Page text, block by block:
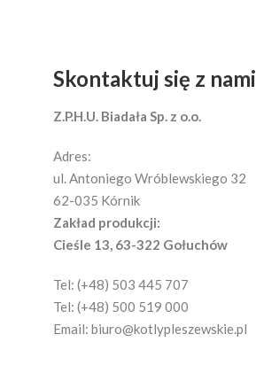
Skontaktuj się z nami
Z.P.H.U. Biadała Sp. z o.o.
Adres:
ul. Antoniego Wróblewskiego 32
62-035 Kórnik
Zakład produkcji:
Cieśle 13, 63-322 Gołuchów
Tel: (+48) 503 445 707
Tel: (+48) 500 519 000
Email: biuro@kotlypleszewskie.pl